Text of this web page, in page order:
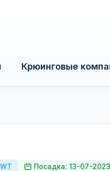
Крюинговые
Посадка: 13-07-2023